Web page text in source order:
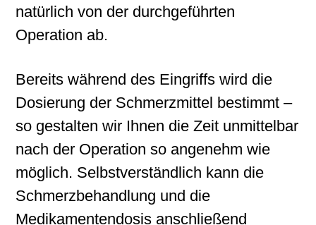
natürlich von der durchgeführten
Operation ab.
Bereits während des Eingriffs wird die
Dosierung der Schmerzmittel bestimmt –
so gestalten wir Ihnen die Zeit unmittelbar
nach der Operation so angenehm wie
möglich. Selbstverständlich kann die
Schmerzbehandlung und die
Medikamentendosis anschließend